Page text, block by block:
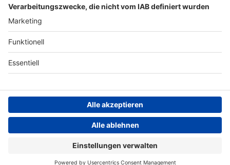
Teilnahmebedingungen
Grounding Page ANTENNE
BAYERN
Datenschutz­erklärung
einstellungen
Persönliche Datenkontrolle
ANTENNE BAYERN Live